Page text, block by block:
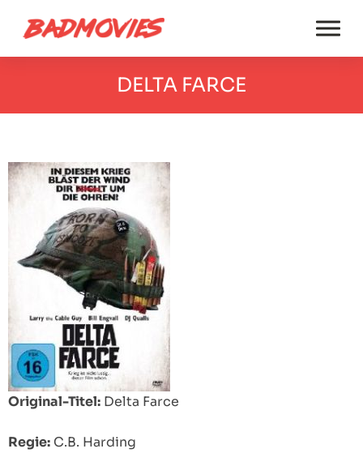
DELTA FARCE
Original-Titel: Delta Farce
Regie: C.B. Harding